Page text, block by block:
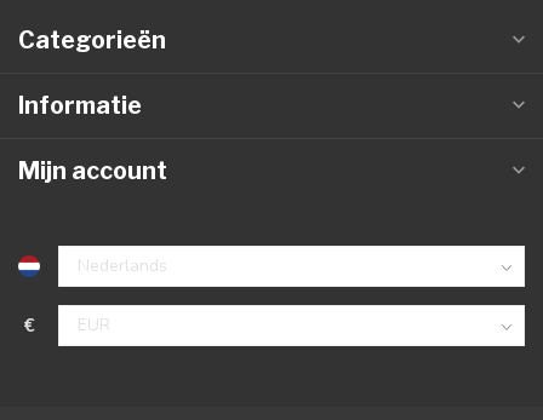
Categorieën
Informatie
Mijn account
€